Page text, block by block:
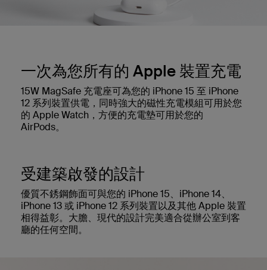
一次為您所有的 Apple 裝置充電
15W MagSafe 充電座可為您的 iPhone 15 至 iPhone
12 系列裝置供電，同時強大的磁性充電模組可用於您
的 Apple Watch，方便的充電墊可用於您的
AirPods。
受建築啟發的設計
優質不銹鋼飾面可與您的 iPhone 15、iPhone 14、
iPhone 13 或 iPhone 12 系列裝置以及其他 Apple 裝置
相得益彰。大膽、現代的設計完美適合從辦公室到客
廳的任何空間。